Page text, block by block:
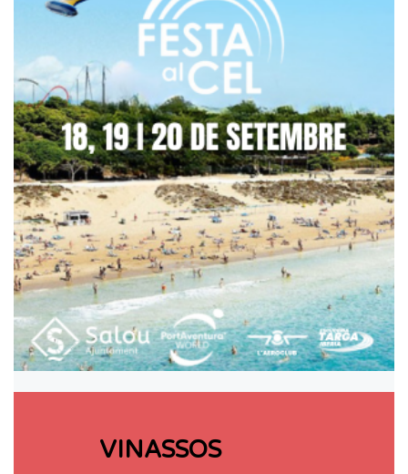
VINASSOS